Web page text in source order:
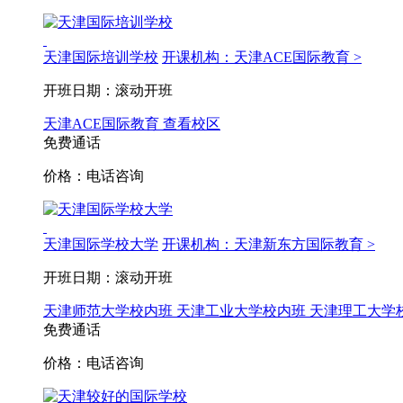
天津国际培训学校 开课机构：天津ACE国际教育 >
开班日期：滚动开班
天津ACE国际教育 查看校区
免费通话
价格：电话咨询
天津国际学校大学 开课机构：天津新东方国际教育 >
开班日期：滚动开班
天津师范大学校内班 天津工业大学校内班 天津理工大学
免费通话
价格：电话咨询